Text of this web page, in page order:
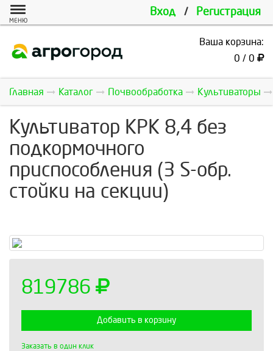
Вход / Регистрация
МЕНЮ
Ваша корзина:
0 / 0
Главная Каталог Почвообработка Культиваторы
Культиватор КРК 8,4 без
подкормочного
приспособления (3 S-обр.
стойки на секции)
819786
Добавить в корзину
Заказать в один клик